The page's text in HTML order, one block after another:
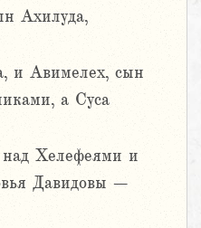
Ахилуда,
и Авимелех, сын
а Суса
Хелефеями и
Давидовы –